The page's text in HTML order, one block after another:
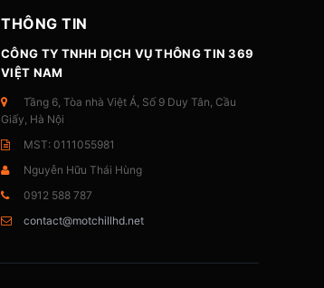
THÔNG TIN
CÔNG TY TNHH DỊCH VỤ THÔNG TIN 369
VIỆT NAM
Tầng 6, Tòa nhà Việt Á, Số 9 Duy Tân, Cầu
Giấy, Hà Nội
MST: 0111055981
Nguyễn Hữu Thái Hùng
0912 588 787
contact@motchillhd.net